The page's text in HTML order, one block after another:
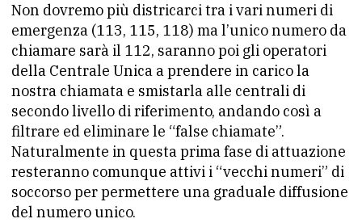
Non dovremo più districarci tra i vari numeri di
emergenza (113, 115, 118) ma l’unico numero da
chiamare sarà il 112, saranno poi gli operatori
della Centrale Unica a prendere in carico la
nostra chiamata e smistarla alle centrali di
secondo livello di riferimento, andando così a
filtrare ed eliminare le “false chiamate”.
Naturalmente in questa prima fase di attuazione
resteranno comunque attivi i “vecchi numeri” di
soccorso per permettere una graduale diffusione
del numero unico.